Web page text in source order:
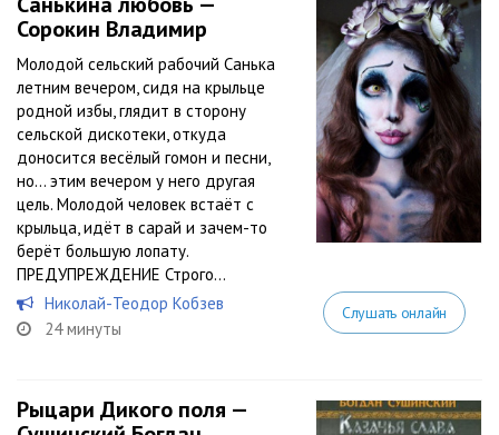
Сорокин Владимир
Молодой сельский рабочий Санька
летним вечером, сидя на крыльце
родной избы, глядит в сторону
сельской дискотеки, откуда
доносится весёлый гомон и песни,
но… этим вечером у него другая
цель. Молодой человек встаёт с
крыльца, идёт в сарай и зачем-то
берёт большую лопату.
ПРЕДУПРЕЖДЕНИЕ Строго...
Николай-Теодор Кобзев
24 минуты
Слушать онлайн
Рыцари Дикого поля —